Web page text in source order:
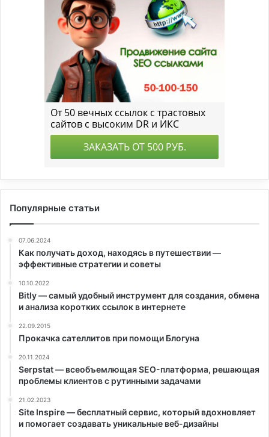
Популярные статьи
07.06.2024
Как получать доход, находясь в путешествии —
эффективные стратегии и советы
10.10.2022
Bitly — самый удобный инструмент для создания, обмена
и анализа коротких ссылок в интернете
22.09.2015
Прокачка сателлитов при помощи Блогуна
20.11.2024
Serpstat — всеобъемлющая SEO-платформа, решающая
проблемы клиентов с рутинными задачами
21.02.2023
Site Inspire — бесплатный сервис, который вдохновляет
и помогает создавать уникальные веб-дизайны